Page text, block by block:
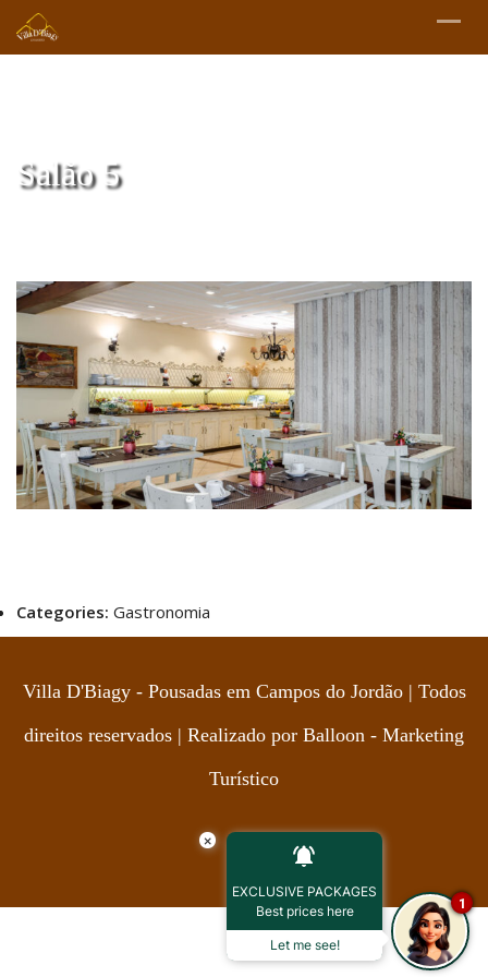
Salão 5
Categories: Gastronomia
Villa D'Biagy - Pousadas em Campos do Jordão | Todos
direitos reservados | Realizado por Balloon - Marketing
Turístico
×
EXCLUSIVE PACKAGES
Best prices here
Let me see!
1